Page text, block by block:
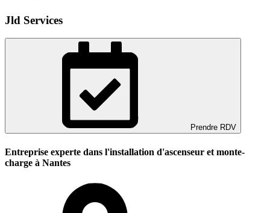
Jld Services
Prendre RDV
Entreprise experte dans l'installation d'ascenseur et monte-
charge à Nantes